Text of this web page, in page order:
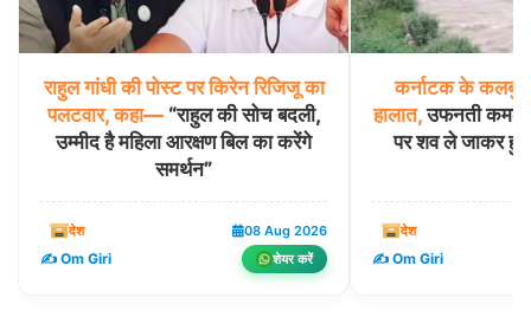
राहुल गांधी की पोस्ट पर किरेन रिजिजू का
पलटवार, कहा—“राहुल की सोच बदली,
उम्मीद है महिला आरक्षण बिल का करेंगे
समर्थन”
देश 08 Aug 2026
✍️ Om Giri शेयर करें
कर्नाटक के कलबुर्गी
हालात,उफनती
पर शव ले जाकर
देश
✍️ Om Giri